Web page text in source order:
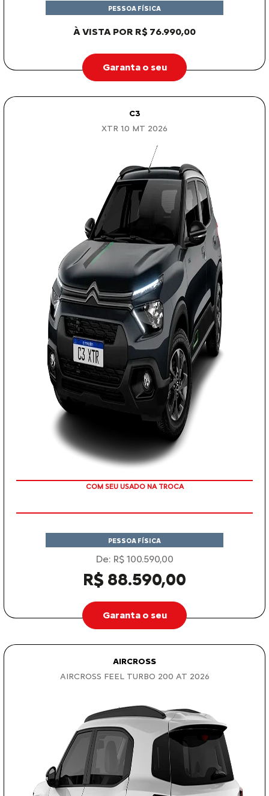
À VISTA POR R$ 76.990,00
PESSOA FÍSICA
Garanta o seu
C3
XTR 1.0 MT 2026
COM SEU USADO NA TROCA
PESSOA FÍSICA
De: R$ 100.590,00
R$ 88.590,00
Garanta o seu
AIRCROSS
AIRCROSS FEEL TURBO 200 AT 2026